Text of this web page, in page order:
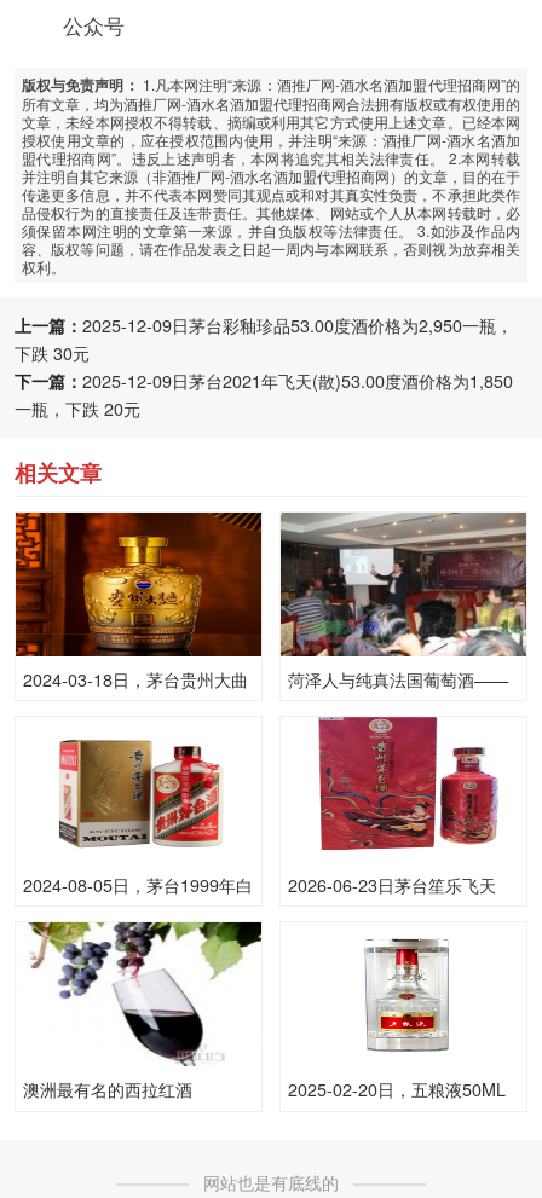
公众号
版权与免责声明： 1.凡本网注明“来源：酒推厂网-酒水名酒加盟代理招商网”的
所有文章，均为酒推厂网-酒水名酒加盟代理招商网合法拥有版权或有权使用的
文章，未经本网授权不得转载、摘编或利用其它方式使用上述文章。已经本网
授权使用文章的，应在授权范围内使用，并注明“来源：酒推厂网-酒水名酒加
盟代理招商网”。违反上述声明者，本网将追究其相关法律责任。 2.本网转载
并注明自其它来源（非酒推厂网-酒水名酒加盟代理招商网）的文章，目的在于
传递更多信息，并不代表本网赞同其观点或和对其真实性负责，不承担此类作
品侵权行为的直接责任及连带责任。其他媒体、网站或个人从本网转载时，必
须保留本网注明的文章第一来源，并自负版权等法律责任。 3.如涉及作品内
容、版权等问题，请在作品发表之日起一周内与本网联系，否则视为放弃相关
权利。
上一篇： 2025-12-09日茅台彩釉珍品53.00度酒价格为2,950一瓶，
下跌 30元
下一篇： 2025-12-09日茅台2021年飞天(散)53.00度酒价格为1,850
一瓶，下跌 20元
相关文章
2024-03-18日，茅台贵州大曲
的价格是多少呢？
菏泽人与纯真法国葡萄酒——
法国之光
2024-08-05日，茅台1999年白
酒每瓶的价格是多少呢？
2026-06-23日茅台笙乐飞天
澳洲最有名的西拉红酒
2025-02-20日，五粮液50ML
网站也是有底线的